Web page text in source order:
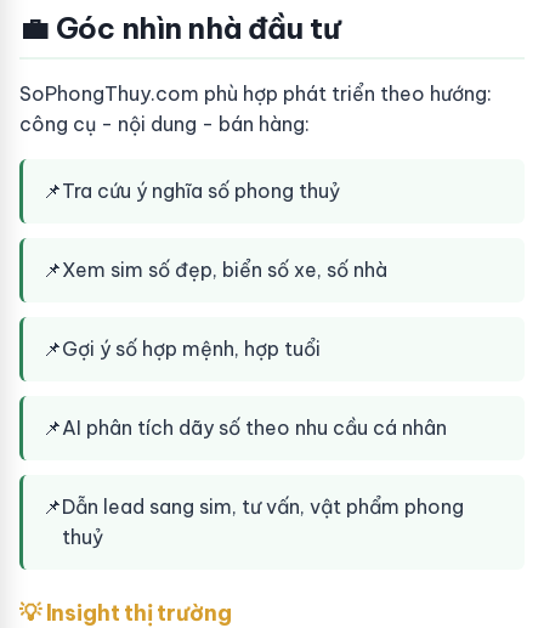
💼 Góc nhìn nhà đầu tư
SoPhongThuy.com phù hợp phát triển theo hướng:
công cụ - nội dung - bán hàng:
📌Tra cứu ý nghĩa số phong thuỷ
📌Xem sim số đẹp, biển số xe, số nhà
📌Gợi ý số hợp mệnh, hợp tuổi
📌AI phân tích dãy số theo nhu cầu cá nhân
📌Dẫn lead sang sim, tư vấn, vật phẩm phong
thuỷ
💡 Insight thị trường